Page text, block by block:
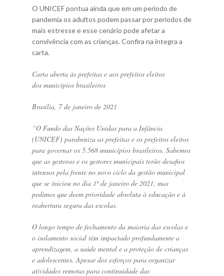
O UNICEF pontua ainda que em um período de
pandemia os adultos podem passar por períodos de
mais estresse e esse cenário pode afetar a
convivência com as crianças. Confira na íntegra a
carta.
Carta aberta às prefeitas e aos prefeitos eleitos
dos municípios brasileiros
Brasília, 7 de janeiro de 2021
“O Fundo das Nações Unidas para a Infância
(UNICEF) parabeniza as prefeitas e os prefeitos eleitos
para governar os 5.568 municípios brasileiros. Sabemos
que as gestoras e os gestores municipais terão desafios
intensos pela frente no novo ciclo da gestão municipal
que se iniciou no dia 1º de janeiro de 2021, mas
pedimos que deem prioridade absoluta à educação e à
reabertura segura das escolas.
O longo tempo de fechamento da maioria das escolas e
o isolamento social têm impactado profundamente a
aprendizagem, a saúde mental e a proteção de crianças
e adolescentes. Apesar dos esforços para organizar
atividades remotas para continuidade das